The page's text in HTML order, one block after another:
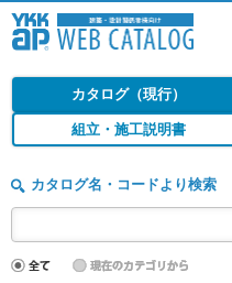
カタログ（現行）
組立・施工説明書
カタログ名・コードより検索